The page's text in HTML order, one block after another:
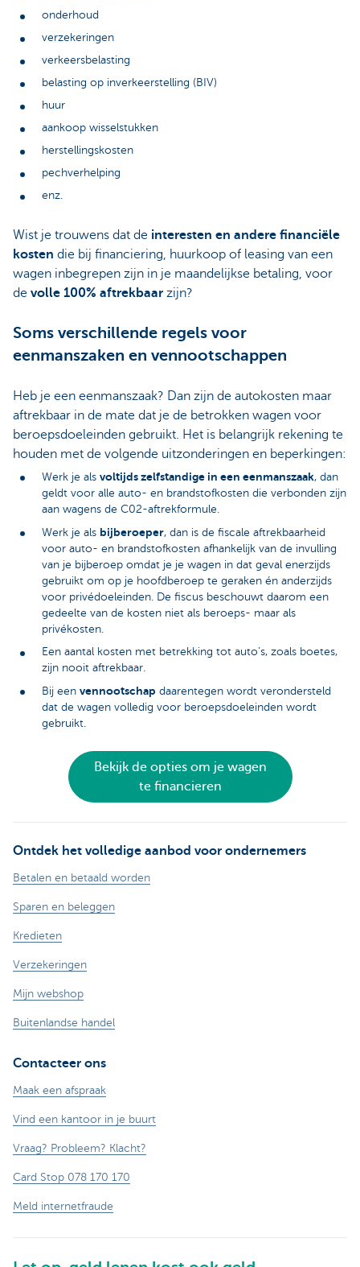
onderhoud
verzekeringen
verkeersbelasting
belasting op inverkeerstelling (BIV)
huur
aankoop wisselstukken
herstellingskosten
pechverhelping
enz.
Wist je trouwens dat de interesten en andere financiële
kosten die bij financiering, huurkoop of leasing van een
wagen inbegrepen zijn in je maandelijkse betaling, voor
de volle 100% aftrekbaar zijn?
Soms verschillende regels voor
eenmanszaken en vennootschappen
Heb je een eenmanszaak? Dan zijn de autokosten maar
aftrekbaar in de mate dat je de betrokken wagen voor
beroepsdoeleinden gebruikt. Het is belangrijk rekening te
houden met de volgende uitzonderingen en beperkingen:
Werk je als voltijds zelfstandige in een eenmanszaak, dan
geldt voor alle auto- en brandstofkosten die verbonden zijn
aan wagens de C02-aftrekformule.
Werk je als bijberoeper, dan is de fiscale aftrekbaarheid
voor auto- en brandstofkosten afhankelijk van de invulling
van je bijberoep omdat je je wagen in dat geval enerzijds
gebruikt om op je hoofdberoep te geraken én anderzijds
voor privédoeleinden. De fiscus beschouwt daarom een
gedeelte van de kosten niet als beroeps- maar als
privékosten.
Een aantal kosten met betrekking tot auto’s, zoals boetes,
zijn nooit aftrekbaar.
Bij een vennootschap daarentegen wordt verondersteld
dat de wagen volledig voor beroepsdoeleinden wordt
gebruikt.
Bekijk de opties om je wagen
te financieren
Ontdek het volledige aanbod voor ondernemers
Betalen en betaald worden
Sparen en beleggen
Kredieten
Verzekeringen
Mijn webshop
Buitenlandse handel
Contacteer ons
Maak een afspraak
Vind een kantoor in je buurt
Vraag? Probleem? Klacht?
Card Stop 078 170 170
Meld internetfraude